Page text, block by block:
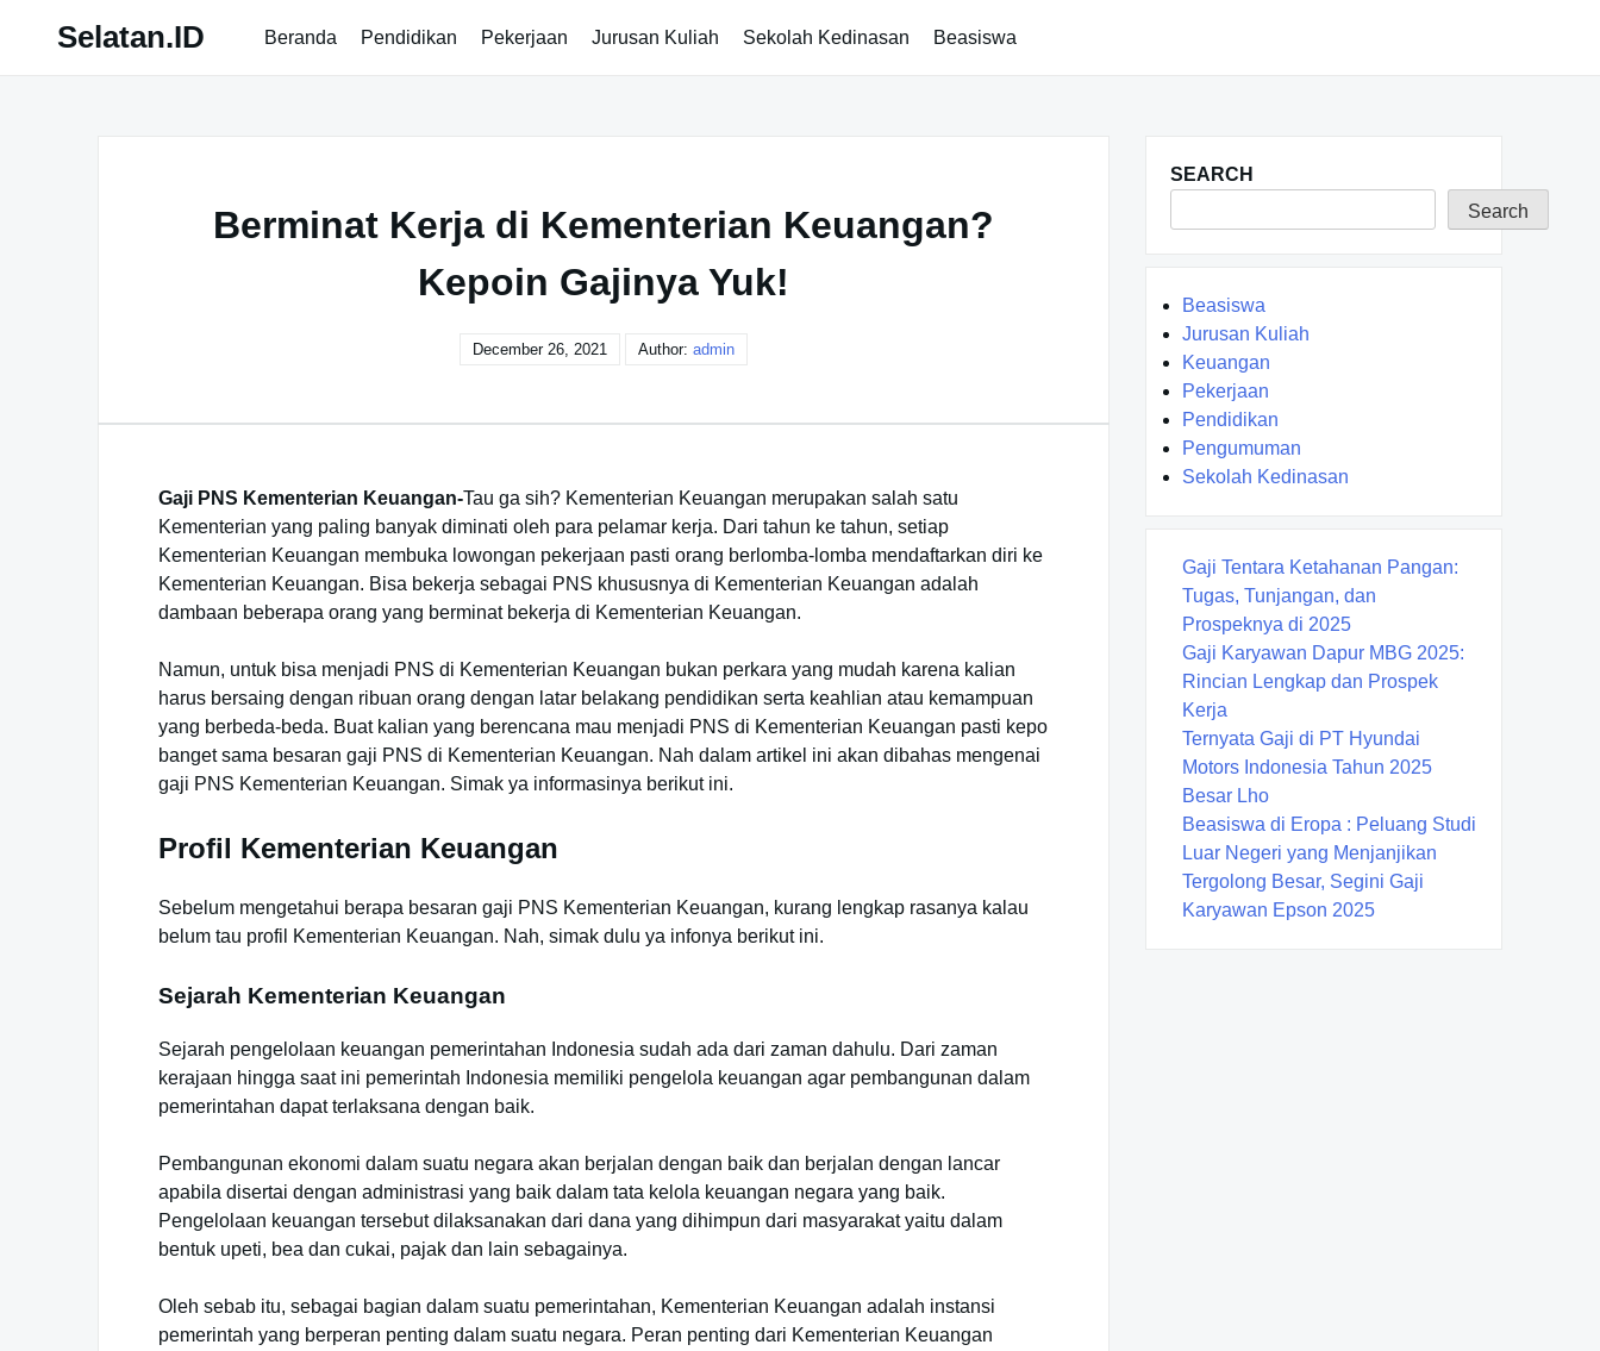
Selatan.ID Beranda Pendidikan Pekerjaan Jurusan Kuliah Sekolah Kedinasan Beasiswa
Berminat Kerja di Kementerian Keuangan?
Kepoin Gajinya Yuk!
December 26, 2021 Author: admin
Gaji PNS Kementerian Keuangan-Tau ga sih? Kementerian Keuangan merupakan salah satu
Kementerian yang paling banyak diminati oleh para pelamar kerja. Dari tahun ke tahun, setiap
Kementerian Keuangan membuka lowongan pekerjaan pasti orang berlomba-lomba mendaftarkan diri ke
Kementerian Keuangan. Bisa bekerja sebagai PNS khususnya di Kementerian Keuangan adalah
dambaan beberapa orang yang berminat bekerja di Kementerian Keuangan.
Namun, untuk bisa menjadi PNS di Kementerian Keuangan bukan perkara yang mudah karena kalian
harus bersaing dengan ribuan orang dengan latar belakang pendidikan serta keahlian atau kemampuan
yang berbeda-beda. Buat kalian yang berencana mau menjadi PNS di Kementerian Keuangan pasti kepo
banget sama besaran gaji PNS di Kementerian Keuangan. Nah dalam artikel ini akan dibahas mengenai
gaji PNS Kementerian Keuangan. Simak ya informasinya berikut ini.
Profil Kementerian Keuangan
Sebelum mengetahui berapa besaran gaji PNS Kementerian Keuangan, kurang lengkap rasanya kalau
belum tau profil Kementerian Keuangan. Nah, simak dulu ya infonya berikut ini.
Sejarah Kementerian Keuangan
Sejarah pengelolaan keuangan pemerintahan Indonesia sudah ada dari zaman dahulu. Dari zaman
kerajaan hingga saat ini pemerintah Indonesia memiliki pengelola keuangan agar pembangunan dalam
pemerintahan dapat terlaksana dengan baik.
Pembangunan ekonomi dalam suatu negara akan berjalan dengan baik dan berjalan dengan lancar
apabila disertai dengan administrasi yang baik dalam tata kelola keuangan negara yang baik.
Pengelolaan keuangan tersebut dilaksanakan dari dana yang dihimpun dari masyarakat yaitu dalam
bentuk upeti, bea dan cukai, pajak dan lain sebagainya.
Oleh sebab itu, sebagai bagian dalam suatu pemerintahan, Kementerian Keuangan adalah instansi
pemerintah yang berperan penting dalam suatu negara. Peran penting dari Kementerian Keuangan
SEARCH
Search
Beasiswa
Jurusan Kuliah
Keuangan
Pekerjaan
Pendidikan
Pengumuman
Sekolah Kedinasan
Gaji Tentara Ketahanan Pangan:
Tugas, Tunjangan, dan
Prospeknya di 2025
Gaji Karyawan Dapur MBG 2025:
Rincian Lengkap dan Prospek
Kerja
Ternyata Gaji di PT Hyundai
Motors Indonesia Tahun 2025
Besar Lho
Beasiswa di Eropa : Peluang Studi
Luar Negeri yang Menjanjikan
Tergolong Besar, Segini Gaji
Karyawan Epson 2025